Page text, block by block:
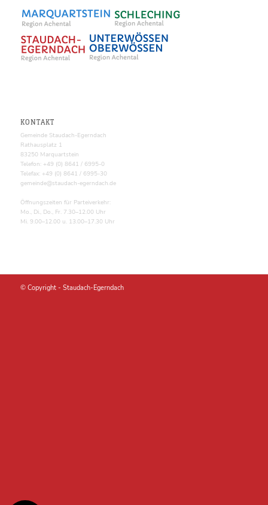
KONTAKT
Gemeinde Staudach-Egerndach
Rathausplatz 1
83250 Marquartstein
Telefon: +49 (0) 8641 / 6995-0
Telefax: +49 (0) 8641 / 6995-30
gemeinde@staudach-egerndach.de
Öffnungszeiten für Parteiverkehr:
Mo., Di., Do., Fr. 7.30–12.00 Uhr
Mi. 9.00–12.00 u. 13.00–17.30 Uhr
© Copyright - Staudach-Egerndach